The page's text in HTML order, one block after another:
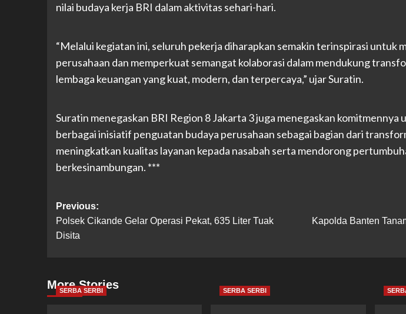
nilai budaya kerja BRI dalam aktivitas sehari-hari.
“Melalui kegiatan ini, seluruh pekerja diharapkan semakin terinspirasi untuk
perusahaan dan memperkuat semangat kolaborasi dalam mendukung
lembaga keuangan yang kuat, modern, dan terpercaya,” ujar Suratin.
Suratin menegaskan BRI Region 8 Jakarta 3 juga menegaskan
berbagai inisiatif penguatan budaya perusahaan sebagai bagian dari
meningkatkan kualitas layanan kepada nasabah serta mendorong
berkesinambungan. ***
Post
navigation
Previous:
Polsek Cikande Gelar Operasi Pekat, 635 Liter Tuak
Disita
Kapolda Banten
More Stories
SERBA SERBI SERBA SERBI